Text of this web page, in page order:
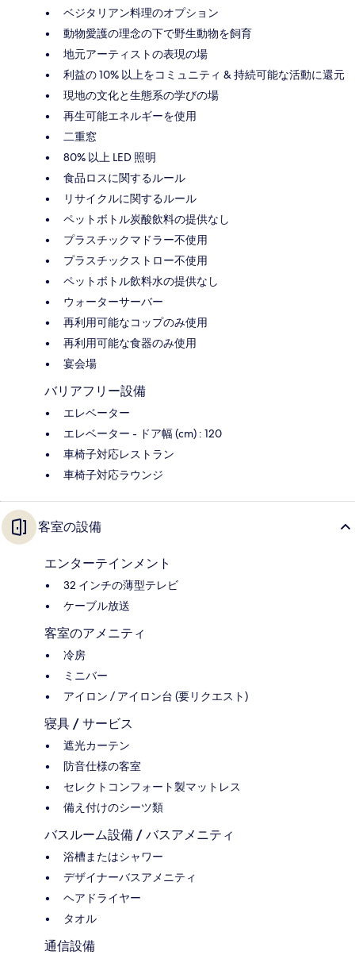
ベジタリアン料理のオプション
動物愛護の理念の下で野生動物を飼育
地元アーティストの表現の場
利益の 10% 以上をコミュニティ & 持続可能な活動に還元
現地の文化と生態系の学びの場
再生可能エネルギーを使用
二重窓
80% 以上 LED 照明
食品ロスに関するルール
リサイクルに関するルール
ペットボトル炭酸飲料の提供なし
プラスチックマドラー不使用
プラスチックストロー不使用
ペットボトル飲料水の提供なし
ウォーターサーバー
再利用可能なコップのみ使用
再利用可能な食器のみ使用
宴会場
バリアフリー設備
エレベーター
エレベーター - ドア幅 (cm) : 120
車椅子対応レストラン
車椅子対応ラウンジ
客室の設備
エンターテインメント
32 インチの薄型テレビ
ケーブル放送
客室のアメニティ
冷房
ミニバー
アイロン / アイロン台 (要リクエスト)
寝具 / サービス
遮光カーテン
防音仕様の客室
セレクトコンフォート製マットレス
備え付けのシーツ類
バスルーム設備 / バスアメニティ
浴槽またはシャワー
デザイナーバスアメニティ
ヘアドライヤー
タオル
通信設備